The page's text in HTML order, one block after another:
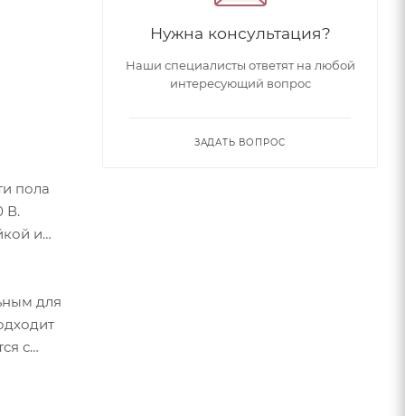
пола
В.
и
для
с
Нужна консультация?
Наши специалисты ответят на любой
интересующий вопрос
ЗАДАТЬ ВОПРОС